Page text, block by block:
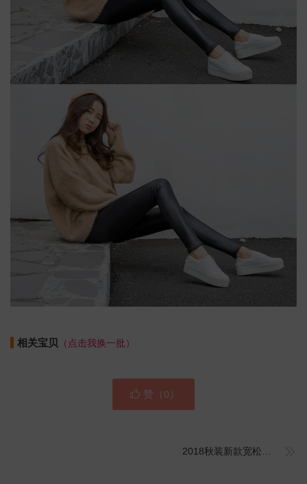
相关宝贝 （点击我换一批）
 赞（ 0 ）
2018秋装新款宽松学生韩版粗毛线假两件针织衫